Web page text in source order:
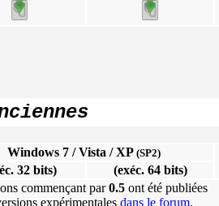
Windows 7 / Vista / XP (SP2)
32 bits) (exéc. 64 bits)
commençant par0.5ont été publiées
expérimentales dans le forum.